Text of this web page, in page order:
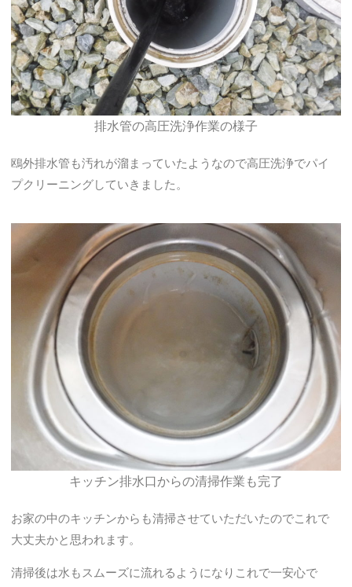
排水管の高圧洗浄作業の様子
鴎外排水管も汚れが溜まっていたようなので高圧洗浄でパイ
プクリーニングしていきました。
キッチン排水口からの清掃作業も完了
お家の中のキッチンからも清掃させていただいたのでこれで
大丈夫かと思われます。
清掃後は水もスムーズに流れるようになりこれで一安心で